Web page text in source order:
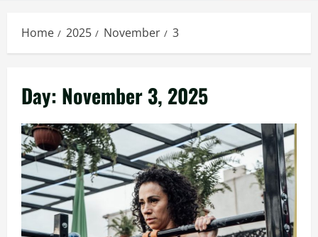
Home 2025 November 3
Day: November 3, 2025